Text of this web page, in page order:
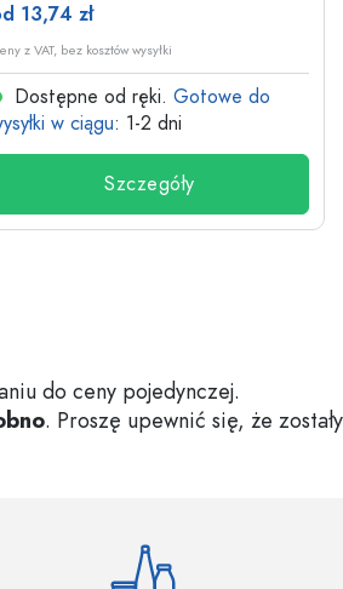
13,74 zł
z VAT, bez kosztów wysyłki
Dostępne od ręki. Gotowe do
w ciągu: 1-2 dni
Szczegóły
do ceny pojedynczej.
. Proszę upewnić się, że